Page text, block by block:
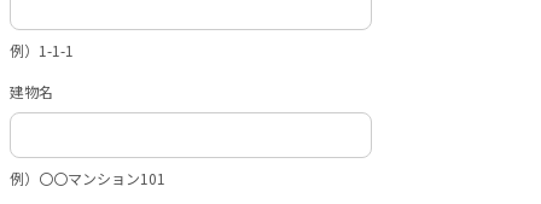
例）1-1-1
建物名
例）〇〇マンション101